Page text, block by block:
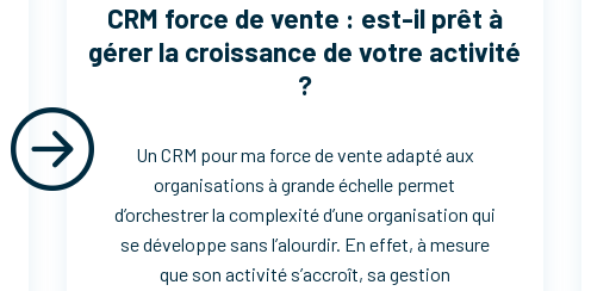
CRM force de vente : est-il prêt à
gérer la croissance de votre activité
?
Un CRM pour ma force de vente adapté aux
organisations à grande échelle permet
d’orchestrer la complexité d’une organisation qui
se développe sans l’alourdir. En effet, à mesure
que son activité s’accroît, sa gestion